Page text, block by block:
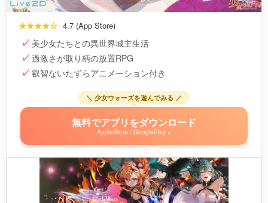
★★★★☆ 4.7 (App Store)
美少女たちとの異世界城主生活
過激さが取り柄の放置RPG
叡智ないたずらアニメーション付き
＼ 少女ウォーズを遊んでみる ／
無料でアプリをダウンロード
AppleStore / GooglePlay »